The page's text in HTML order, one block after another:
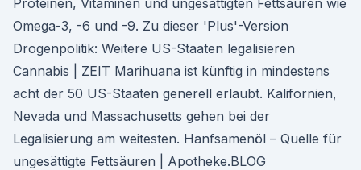
Proteinen, Vitaminen und ungesättigten Fettsäuren wie
Omega-3, -6 und -9. Zu dieser 'Plus'-Version
Drogenpolitik: Weitere US-Staaten legalisieren
Cannabis | ZEIT Marihuana ist künftig in mindestens
acht der 50 US-Staaten generell erlaubt. Kalifornien,
Nevada und Massachusetts gehen bei der
Legalisierung am weitesten. Hanfsamenöl – Quelle für
ungesättigte Fettsäuren | Apotheke.BLOG